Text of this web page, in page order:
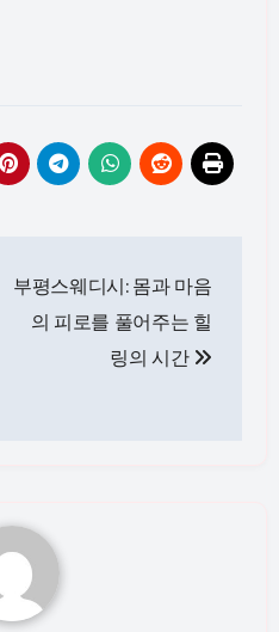
부평스웨디시: 몸과 마음
의 피로를 풀어주는 힐
링의 시간